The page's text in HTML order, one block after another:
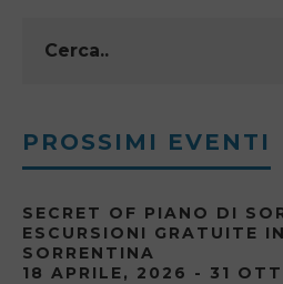
PROSSIMI EVENTI
SECRET OF PIANO DI
ESCURSIONI GRATUITE
SORRENTINA
18 APRILE, 2026 - 31